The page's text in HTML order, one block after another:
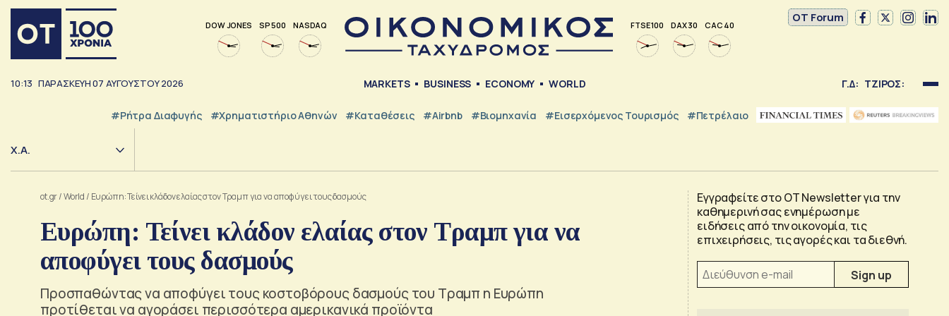
DOW JONES SP 500 NASDAQ FTSE 100 DAX 30 CAC 40
OT Forum
10:13 ΠΑΡΑΣΚΕΥΗ07 ΑΥΓΟΥΣΤΟΥ2026 MARKETS BUSINESS ECONOMY WORLD Γ.Δ: ΤΖΙΡΟΣ:
#ρήτρα Διαφυγής #Χρηματιστήριο Αθηνών #Καταθέσεις #Airbnb #Βιομηχανία #εισερχόμενος Τουρισμός #Πετρέλαιο
Χ.Α.
ot.gr/World / Ευρώπη: Τείνει κλάδον ελαίας στον Τραμπ για να αποφύγει τους δασμούς
Ευρώπη: Τείνει κλάδον ελαίας στον Τραμπ για να
αποφύγει τους δασμούς
Προσπαθώντας να αποφύγει τους κοστοβόρους δασμούς του Τραμπ η Ευρώπη
προτίθεται να αγοράσει περισσότερα αμερικανικά προϊόντα
Εγγραφείτε στο OT Newsletter για την
καθημερινή σας ενημέρωση με
ειδήσεις από την οικονομία, τις
επιχειρήσεις, τις αγορές και τα διεθνή.